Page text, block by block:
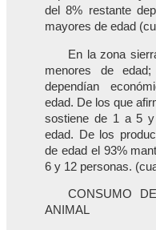
del 8% restante
mayores de edad
En la zona
menores de
dependían
edad. De los que
sostiene de 1 a 5
edad. De los
de edad el 93%
6 y 12 personas.
CONSUMO
ANIMAL